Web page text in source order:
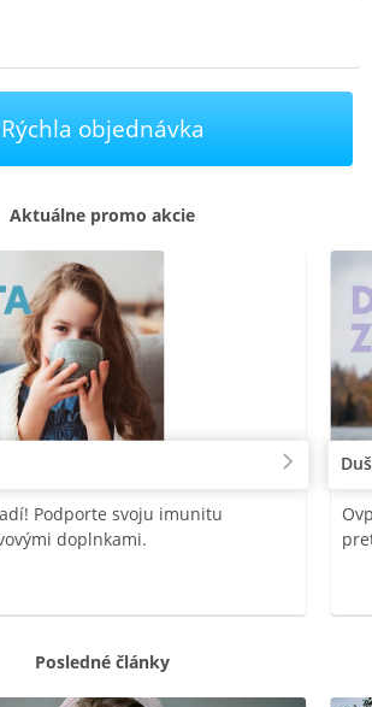
Rýchla objednávka
Aktuálne promo akcie
Podporte svoju imunitu
doplnkami.
Posledné články